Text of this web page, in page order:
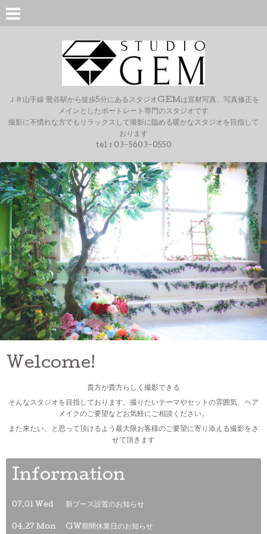
ＪＲ山手線 鶯谷駅から徒歩5分にあるスタジオGEMは宣材写真、写真修正を
メインとしたポートレート専門のスタジオです
撮影に不慣れな方でもリラックスして撮影に臨める暖かなスタジオを目指して
おります
tel : 03-5603-0550
Welcome!
貴方が貴方らしく撮影できる
そんなスタジオを目指しております。撮りたいテーマやセットの雰囲気、ヘア
メイクのご要望などお気軽にご相談ください。
また来たい、と思って頂けるよう最大限お客様のご要望に寄り添える撮影をさ
せて頂きます
Information
07.01 Wed 新ブース設置のお知らせ
04.27 Mon GW期間休業日のお知らせ